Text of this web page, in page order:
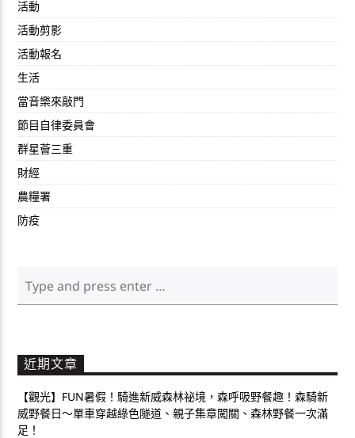
活動
活動剪影
活動報名
生活
當音樂來敲門
節目自律委員會
群星薈三重
財經
農糧署
防疫
近期文章
【觀光】FUN暑假！騎進新威森林祕境，森呼吸野餐趣！森騎新
威野餐日～單車穿越綠色隧道、親子集章闖關、森林野餐一次滿
足！